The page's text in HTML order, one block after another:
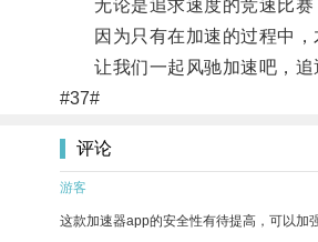
无论是追求速度的竞速比赛
因为只有在加速的过程中，
让我们一起风驰加速吧，追
#37#
评论
游客
这款加速器app的安全性有待提高，可以加